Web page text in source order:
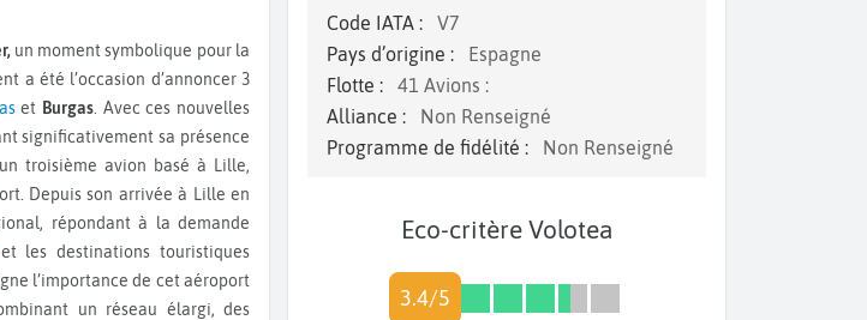
un moment symbolique pour la
a été l’occasion d’annoncer 3
et Burgas . Avec ces nouvelles
significativement sa présence
troisième avion basé à Lille,
Depuis son arrivée à Lille en
répondant à la demande
et les destinations touristiques
l’importance de cet aéroport
un réseau élargi, des
Code IATA :
V7
Pays d’origine :
Espagne
Flotte :
41 Avions :
Alliance :
Non Renseigné
Programme de fidélité :
Non Renseigné
Eco-critère Volotea
3.4/5